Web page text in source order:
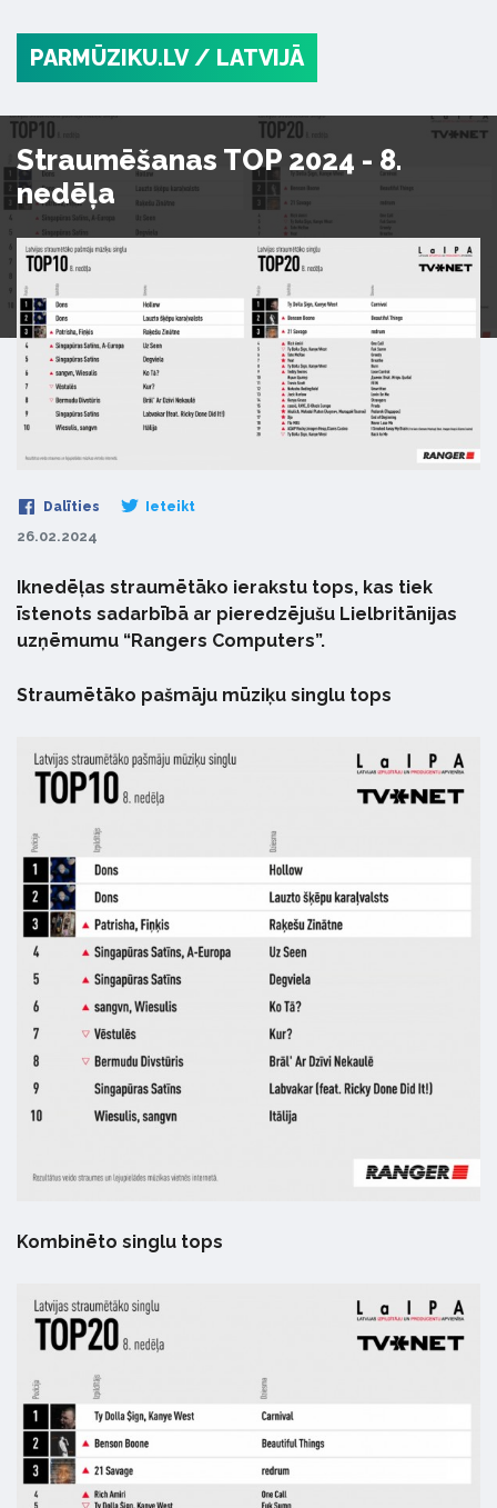
PARMŪZIKU.LV / LATVIJĀ
Straumēšanas TOP 2024 - 8.
nedēļa
Dalīties Ieteikt
26.02.2024
Iknedēļas straumētāko ierakstu tops, kas tiek
īstenots sadarbībā ar pieredzējušu Lielbritānijas
uzņēmumu “Rangers Computers”.
Straumētāko pašmāju mūziķu singlu tops
Kombinēto singlu tops